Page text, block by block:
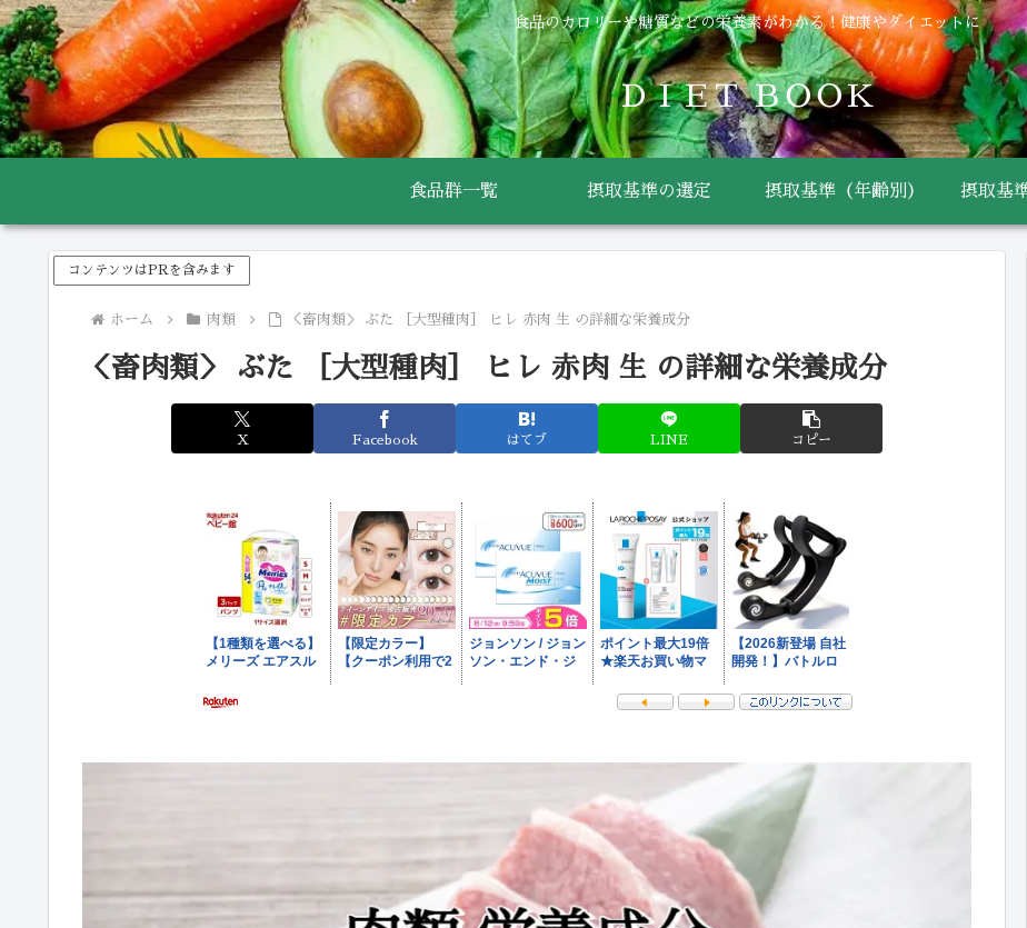
食品のカロリーや糖質などの栄養素がわかる！健康やダイエットに
ＤＩＥＴ ＢＯＯＫ
食品群一覧 摂取基準の選定 摂取基準（年齢別） 摂取基
コンテンツはPRを含みます
ホーム 肉類 ＜畜肉類＞ ぶた ［大型種肉］ ヒレ 赤肉 生 の詳細な栄養成分
＜畜肉類＞ ぶた ［大型種肉］ ヒレ 赤肉 生 の詳細な栄養成分
X Facebook はてブ LINE コピー